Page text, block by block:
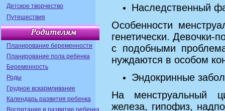
Детское творчество
Путешествия
Планирование беременности
Планирование пола ребенка
Беременность
Роды
Грудное вскармливание
Календарь развития ребенка
Воспитание и развитие ребенка
Наследственный
Особенности
генетически. Девочки-
с подобными
нуждаются в особом
Эндокринные
На менструальный
железа, гипофиз,